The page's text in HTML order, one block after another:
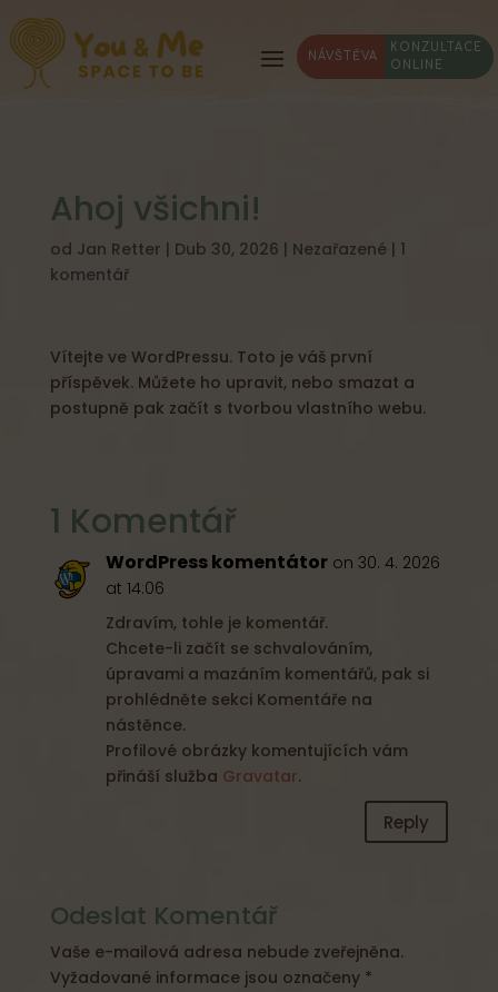
NÁVŠTĚVA
KONZULTACE
ONLINE
Ahoj všichni!
od Jan Retter | Dub 30, 2026 | Nezařazené | 1
komentář
Vítejte ve WordPressu. Toto je váš první
příspěvek. Můžete ho upravit, nebo smazat a
postupně pak začít s tvorbou vlastního webu.
1 Komentář
WordPress komentátor on 30. 4. 2026
at 14:06
Zdravím, tohle je komentář.
Chcete-li začít se schvalováním,
úpravami a mazáním komentářů, pak si
prohlédněte sekci Komentáře na
nástěnce.
Profilové obrázky komentujících vám
přináší služba Gravatar.
Reply
Odeslat Komentář
Vaše e-mailová adresa nebude zveřejněna.
Vyžadované informace jsou označeny *